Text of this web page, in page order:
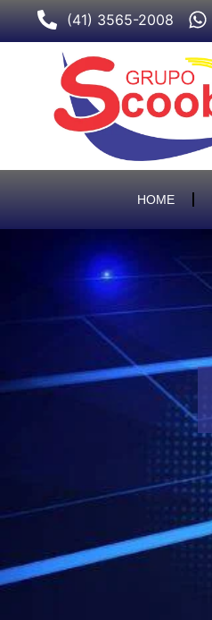
conteúdo
(41) 3565-2008
HOME